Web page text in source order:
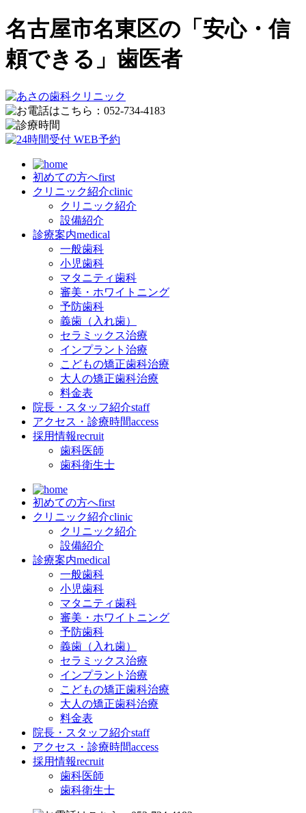
名古屋市名東区の「安心・信
頼できる」歯医者
初めての方へfirst
クリニック紹介clinic
クリニック紹介
設備紹介
診療案内medical
一般歯科
小児歯科
マタニティ歯科
審美・ホワイトニング
予防歯科
義歯（入れ歯）
セラミックス治療
インプラント治療
こどもの矯正歯科治療
大人の矯正歯科治療
料金表
院長・スタッフ紹介staff
アクセス・診療時間access
採用情報recruit
歯科医師
歯科衛生士
初めての方へfirst
クリニック紹介clinic
クリニック紹介
設備紹介
診療案内medical
一般歯科
小児歯科
マタニティ歯科
審美・ホワイトニング
予防歯科
義歯（入れ歯）
セラミックス治療
インプラント治療
こどもの矯正歯科治療
大人の矯正歯科治療
料金表
院長・スタッフ紹介staff
アクセス・診療時間access
採用情報recruit
歯科医師
歯科衛生士